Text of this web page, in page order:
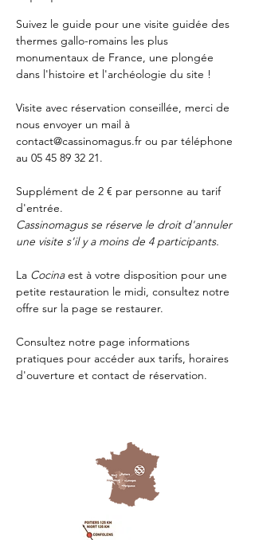
Suivez le guide pour une visite guidée des
thermes gallo-romains les plus
monumentaux de France, une plongée
dans l'histoire et l'archéologie du site !
Visite avec réservation conseillée, merci de
nous envoyer un mail à
contact@cassinomagus.fr ou par téléphone
au 05 45 89 32 21.
Supplément de 2 € par personne au tarif
d'entrée.
Cassinomagus se réserve le droit d'annuler
une visite s'il y a moins de 4 participants.
La Cocina est à votre disposition pour une
petite restauration le midi, consultez notre
offre sur la page se restaurer.
Consultez notre page informations
pratiques pour accéder aux tarifs, horaires
d'ouverture et contact de réservation.